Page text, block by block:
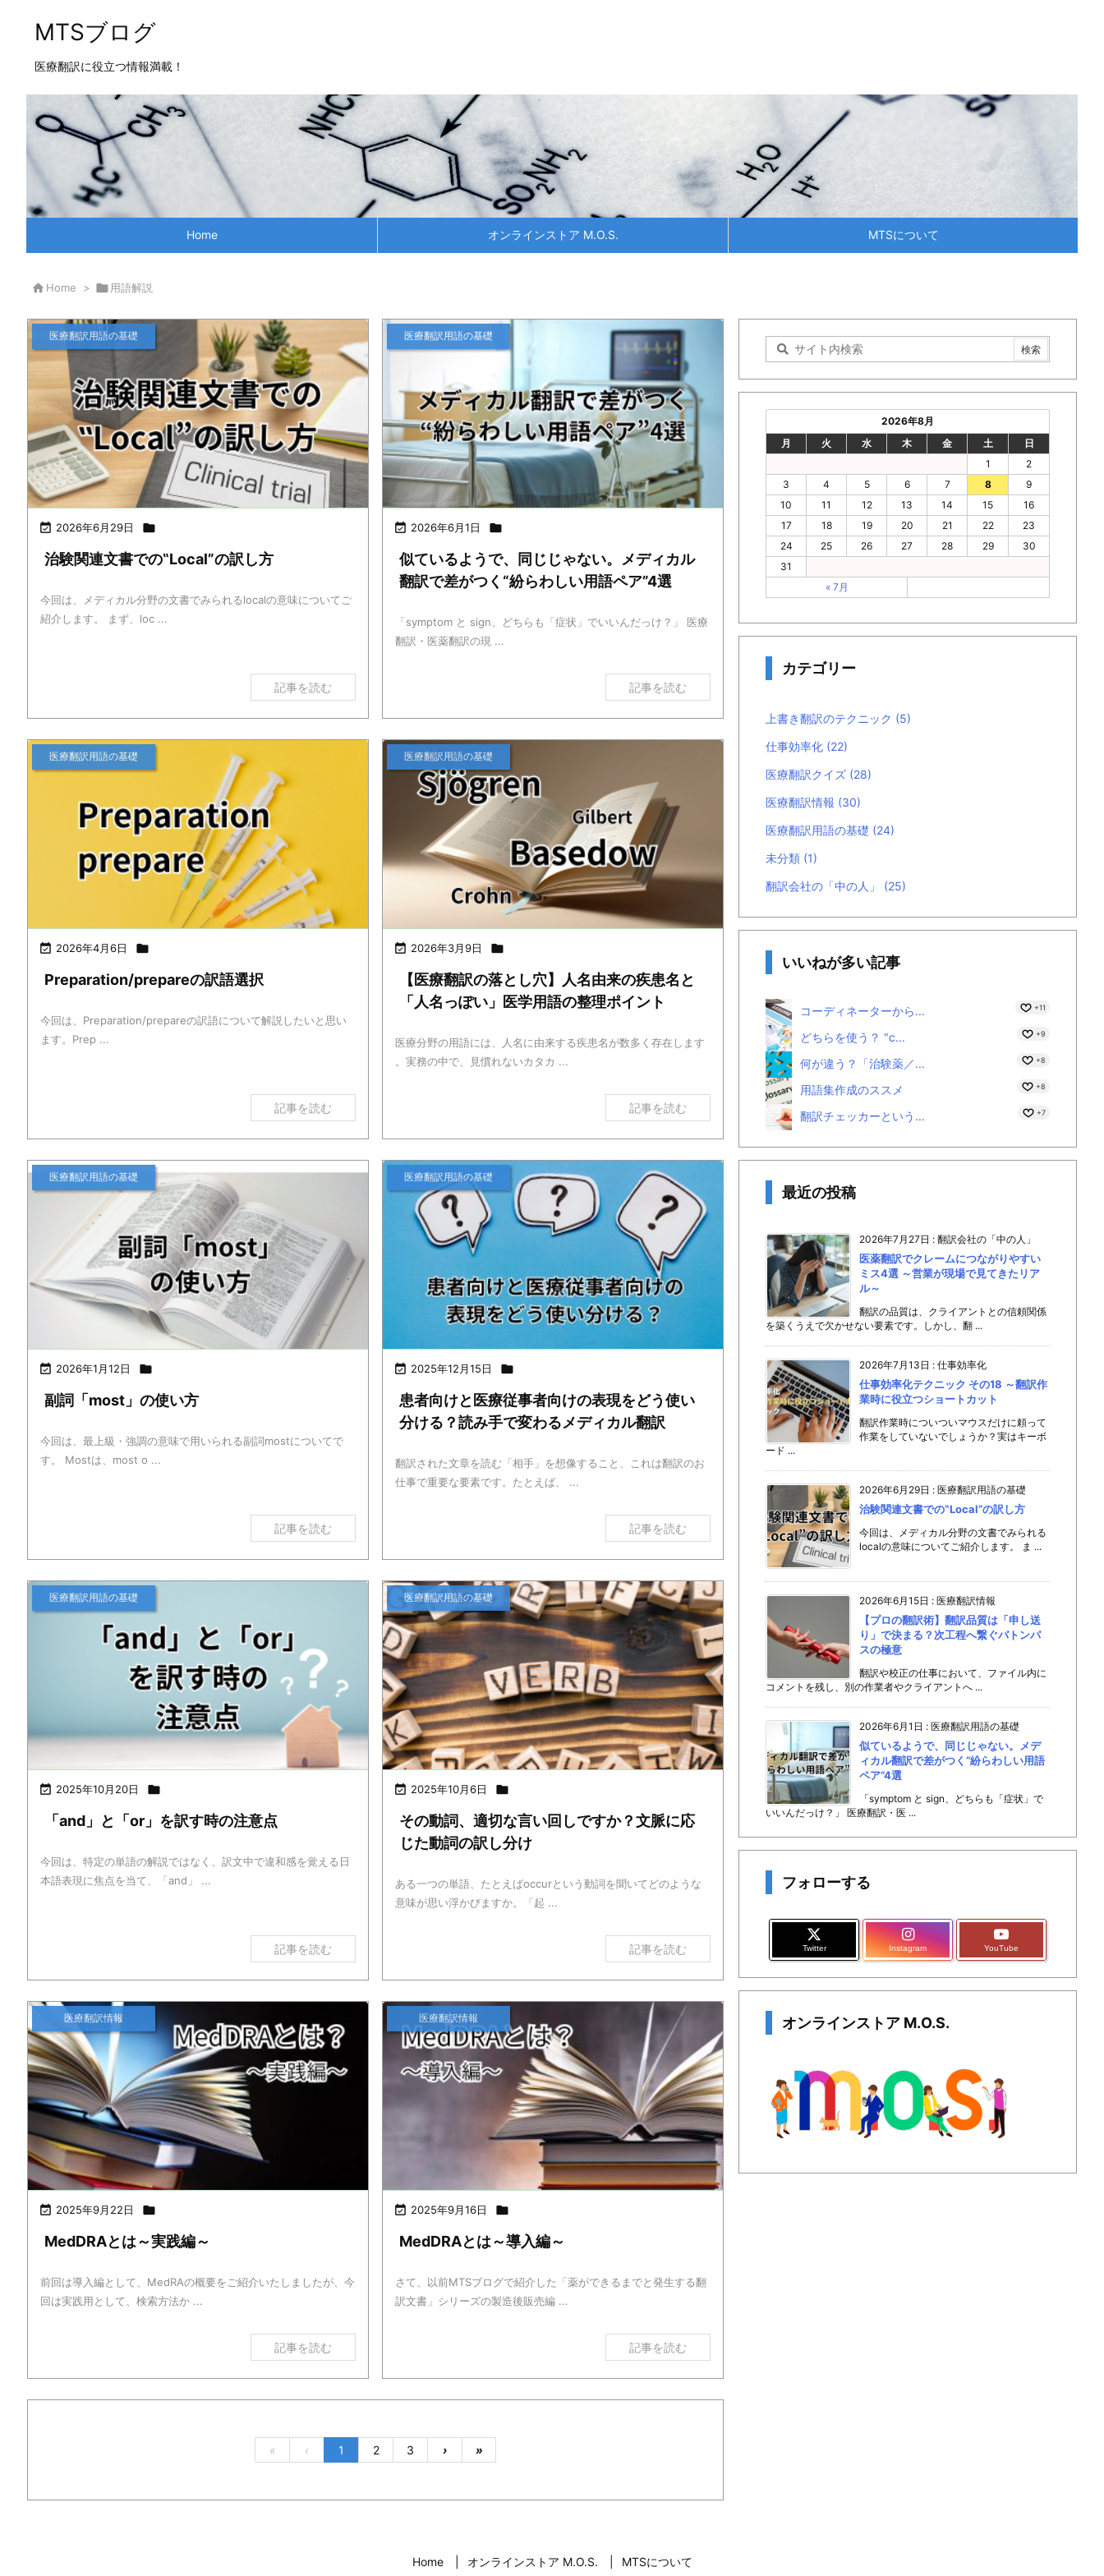
MTSブログ
医療翻訳に役立つ情報満載！
Home オンラインストア M.O.S. MTSについて
 Home >  用語解説
 2026年6月29日 
医療翻訳用語の基礎
治験関連文書での‟Local”の訳し方
今回は、メディカル分野の文書でみられるlocalの意味についてご
紹介します。 まず、loc ...
記事を読む
 2026年6月1日 
医療翻訳用語の基礎
似ているようで、同じじゃない。メディカル
翻訳で差がつく“紛らわしい用語ペア”4選
「symptom と sign、どちらも「症状」でいいんだっけ？」 医療
翻訳・医薬翻訳の現 ...
記事を読む
 2026年4月6日 
医療翻訳用語の基礎
Preparation/prepareの訳語選択
今回は、Preparation/prepareの訳語について解説したいと思い
ます。Prep ...
記事を読む
 2026年3月9日 
医療翻訳用語の基礎
【医療翻訳の落とし穴】人名由来の疾患名と
「人名っぽい」医学用語の整理ポイント
医療分野の用語には、人名に由来する疾患名が数多く存在します
。実務の中で、見慣れないカタカ ...
記事を読む
 2026年1月12日 
医療翻訳用語の基礎
副詞「most」の使い方
今回は、最上級・強調の意味で用いられる副詞mostについてで
す。 Mostは、most o ...
記事を読む
 2025年12月15日 
医療翻訳用語の基礎
患者向けと医療従事者向けの表現をどう使い
分ける？読み手で変わるメディカル翻訳
翻訳された文章を読む「相手」を想像すること、これは翻訳のお
仕事で重要な要素です。たとえば、 ...
記事を読む
 2025年10月20日 
医療翻訳用語の基礎
「and」と「or」を訳す時の注意点
今回は、特定の単語の解説ではなく、訳文中で違和感を覚える日
本語表現に焦点を当て、「and」 ...
記事を読む
 2025年10月6日 
医療翻訳用語の基礎
その動詞、適切な言い回しですか？文脈に応
じた動詞の訳し分け
ある一つの単語、たとえばoccurという動詞を聞いてどのような
意味が思い浮かびますか。「起 ...
記事を読む
 2025年9月22日 
医療翻訳情報
MedDRAとは～実践編～
前回は導入編として、MedRAの概要をご紹介いたしましたが、今
回は実践用として、検索方法か ...
記事を読む
 2025年9月16日 
医療翻訳情報
MedDRAとは～導入編～
さて、以前MTSブログで紹介した「薬ができるまでと発生する翻
訳文書」シリーズの製造後販売編 ...
記事を読む
« ‹ 1 2 3 › »
2026年8月
月
火 水 木 金 土
日
1
2
3
4 5 6 7 8
9
10
11 12 13 14 15
16
17
18 19 20 21 22
23
24
25 26 27 28 29
30
31
« 7月
カテゴリー
上書き翻訳のテクニック (5)
仕事効率化 (22)
医療翻訳クイズ (28)
医療翻訳情報 (30)
医療翻訳用語の基礎 (24)
未分類 (1)
翻訳会社の「中の人」 (25)
いいねが多い記事
コーディネーターから... +11
どちらを使う？ "c... +9
何が違う？「治験薬／... +8
用語集作成のススメ +8
翻訳チェッカーという... +7
最近の投稿
2026年7月27日 : 翻訳会社の「中の人」
医薬翻訳でクレームにつながりやすい
ミス4選 ～営業が現場で見てきたリア
ル～
翻訳の品質は、クライアントとの信頼関係
を築くうえで欠かせない要素です。しかし、翻 ...
2026年7月13日 : 仕事効率化
仕事効率化テクニック その18 ～翻訳作
業時に役立つショートカット
翻訳作業時についついマウスだけに頼って
作業をしていないでしょうか？実はキーボ
ード ...
2026年6月29日 : 医療翻訳用語の基礎
治験関連文書での‟Local”の訳し方
今回は、メディカル分野の文書でみられる
localの意味についてご紹介します。 ま ...
2026年6月15日 : 医療翻訳情報
【プロの翻訳術】翻訳品質は「申し送
り」で決まる？次工程へ繋ぐバトンパ
スの極意
翻訳や校正の仕事において、ファイル内に
コメントを残し、別の作業者やクライアントへ ...
2026年6月1日 : 医療翻訳用語の基礎
似ているようで、同じじゃない。メデ
ィカル翻訳で差がつく“紛らわしい用語
ペア”4選
「symptom と sign、どちらも「症状」で
いいんだっけ？」 医療翻訳・医 ...
フォローする
Twitter Instagram YouTube
オンラインストア M.O.S.
Home オンラインストア M.O.S. MTSについて